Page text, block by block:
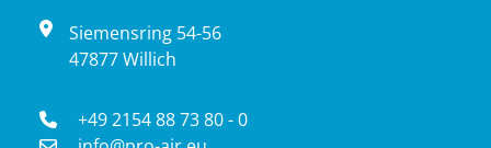
Siemensring 54-56
47877 Willich
+49 2154 88 73 80 - 0